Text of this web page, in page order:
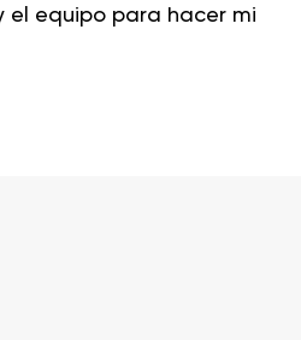
el equipo para hacer mi